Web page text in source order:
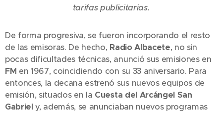
tarifas publicitarias.
De forma progresiva, se fueron incorporando el resto
de las emisoras. De hecho, Radio Albacete, no sin
pocas dificultades técnicas, anunció sus emisiones en
FM en 1967, coincidiendo con su 33 aniversario. Para
entonces, la decana estrenó sus nuevos equipos de
emisión, situados en la Cuesta del Arcángel San
Gabriely, además, se anunciaban nuevos programas